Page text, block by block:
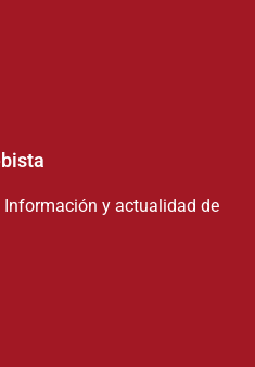
y actualidad de